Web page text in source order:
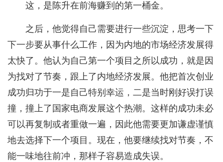
这，是陈升在前海赚到的第一桶金。
之后，他觉得自己需要进行一些沉淀，思考一下
下一步要从事什么工作，因为内地的市场经济发展得
太快了。他认为自己第一个项目之所以成功，就是因
为找对了节奏，跟上了内地经济发展。他把首次创业
成功归功于一是自己特别幸运，二是当时刚好误打误
撞，撞上了国家电商发展这个热潮。这样的成功未必
可以再复制或者重做一遍，因此他需要更加谦虚谨慎
地去选择下一个项目。现在，他要继续找对节奏，不
能一味地往前冲，那样子容易造成失误。